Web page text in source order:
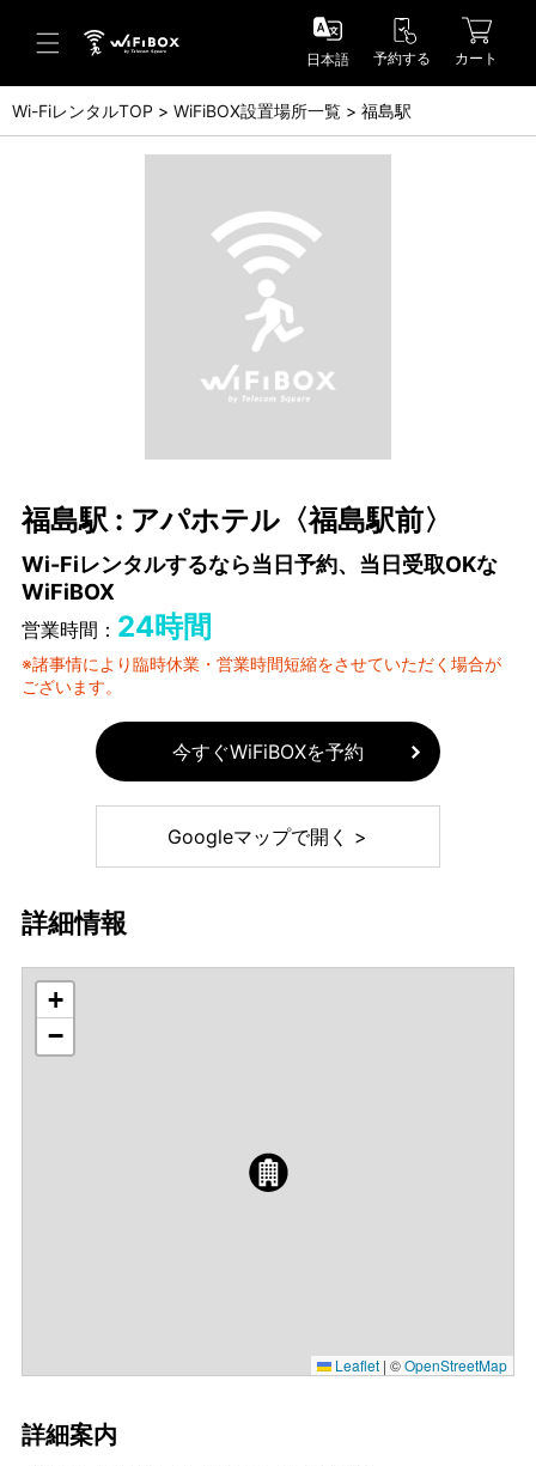
Help Center(FAQ)(English)
日本語 予約する カート
Wi-FiレンタルTOP WiFiBOX設置場所一覧 福島駅
福島駅 : アパホテル〈福島駅前〉
Wi-Fiレンタルするなら当日予約、当日受取OKな
WiFiBOX
営業時間： 24時間
※諸事情により臨時休業・営業時間短縮をさせていただく場合が
ございます。
今すぐWiFiBOXを予約
Googleマップで開く >
詳細情報
+
−
Leaflet | ©OpenStreetMap
詳細案内